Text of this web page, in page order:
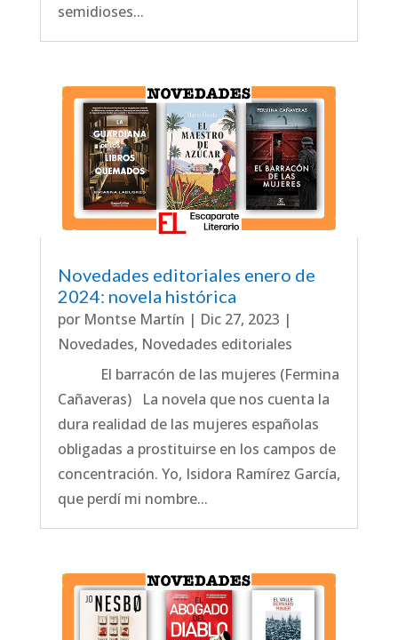
semidioses...
Novedades editoriales enero de
2024: novela histórica
por Montse Martín | Dic 27, 2023 |
Novedades, Novedades editoriales
El barracón de las mujeres (Fermina
Cañaveras) La novela que nos cuenta la
dura realidad de las mujeres españolas
obligadas a prostituirse en los campos de
concentración. Yo, Isidora Ramírez García,
que perdí mi nombre...